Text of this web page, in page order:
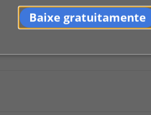
Baixe gratuitamente
0